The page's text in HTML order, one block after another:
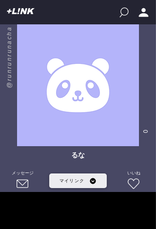
+L!NK
@runrunrunacha
0
るな
メッセージ
マイリンク
いいね